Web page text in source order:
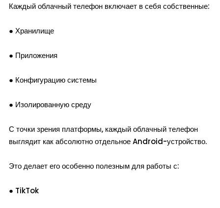
Каждый облачный телефон включает в себя собственные:
● Хранилище
● Приложения
● Конфигурацию системы
● Изолированную среду
С точки зрения платформы, каждый облачный телефон
выглядит как абсолютно отдельное Android-устройство.
Это делает его особенно полезным для работы с:
● TikTok